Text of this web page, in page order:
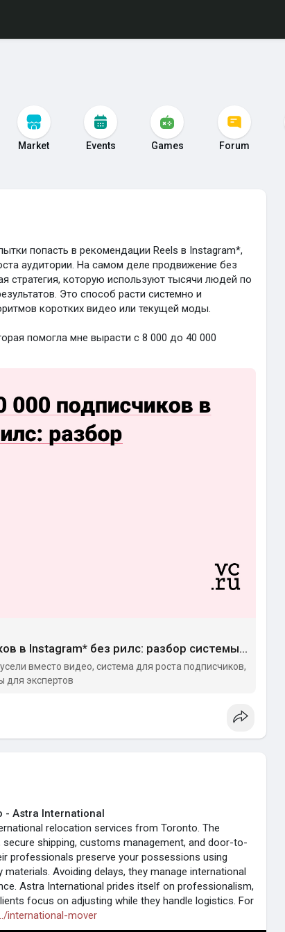
Market Events Games Forum
попасть в рекомендации Reels в Instagram*,
аудитории. На самом деле продвижение без
стратегия, которую используют тысячи людей по
Это способ расти системно и
коротких видео или текущей моды.
помогла мне вырасти с 8 000 до 40 000
— это прямое доказательство того, что
эмоциональное спокойствие.
Всё работает именно так, как было описано.
внедрения основ.»
Как я набрала 40 000 подписчиков в Instagram* без рилс: разбор системы — Софья Рогозина на vc.ru
вместо видео, система для роста подписчиков,
для экспертов
- Astra International
relocation services from Toronto. The
shipping, customs management, and door-to-
professionals preserve your possessions using
Avoiding delays, they manage international
Astra International prides itself on professionalism,
focus on adjusting while they handle logistics. For
international-mover